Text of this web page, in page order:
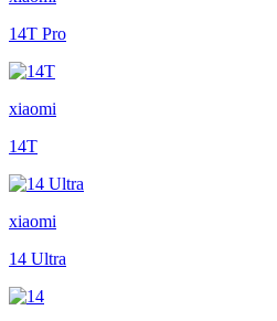
14T Pro
xiaomi
14T
xiaomi
14 Ultra